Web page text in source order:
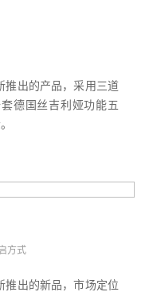
出的产品，采用三道
德国丝吉利娅功能五
方式
推出的新品，市场定位